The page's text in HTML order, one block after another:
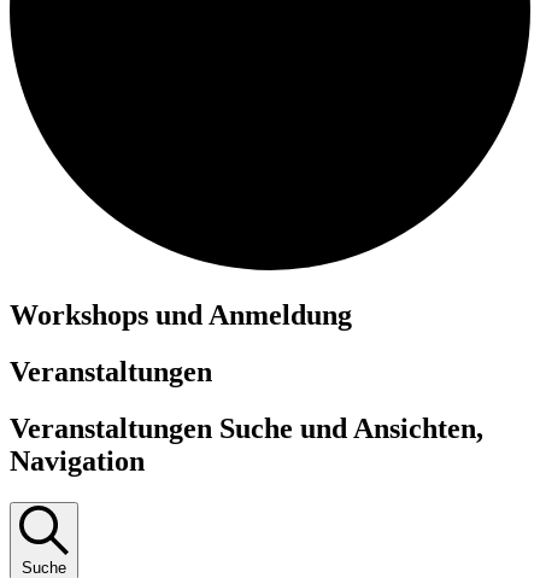
Workshops und Anmeldung
Veranstaltungen
Veranstaltungen Suche und Ansichten,
Navigation
Suche